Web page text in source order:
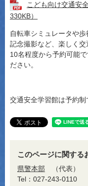
こども向け交通安
330KB）
自転車シミュレータや
記念撮影など、楽しく交
10名程度から予約可能
ださい。
交通安全学習館は予約制
このページに関する
県警本部
代表
Tel：027-243-0110